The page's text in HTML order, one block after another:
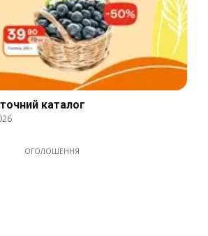
каталог
ОГОЛОШЕННЯ